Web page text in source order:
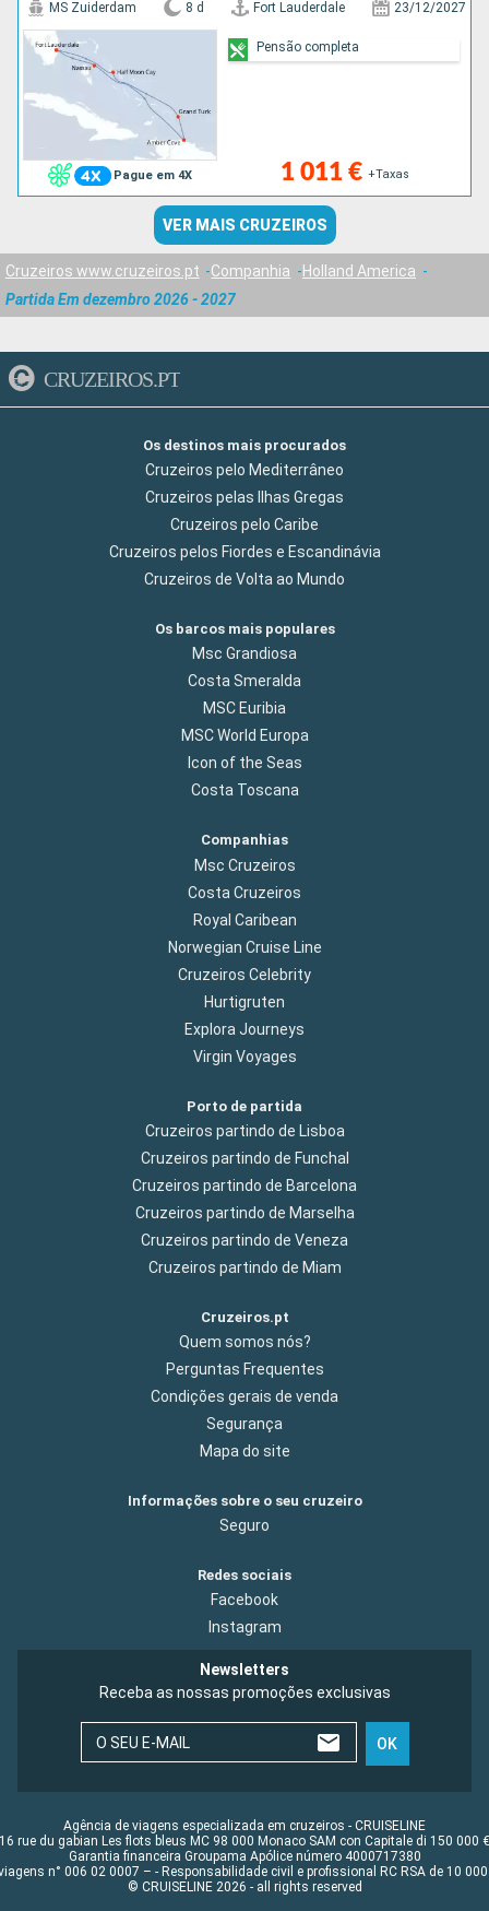
Pague em 4X
MS Zuiderdam 8 d Fort Lauderdale 23/12/2027
1 011 € +Taxas
Pensão completa
VER MAIS CRUZEIROS
Cruzeiros www.cruzeiros.pt Companhia
Holland America
Partida Em dezembro 2026 - 2027
CRUZEIROS.PT
Os destinos mais procurados
Cruzeiros pelo Mediterrâneo
Cruzeiros pelas Ilhas Gregas
Cruzeiros pelo Caribe
Cruzeiros pelos Fiordes e Escandinávia
Cruzeiros de Volta ao Mundo
Os barcos mais populares
Msc Grandiosa
Costa Smeralda
MSC Euribia
MSC World Europa
Icon of the Seas
Costa Toscana
Companhias
Msc Cruzeiros
Costa Cruzeiros
Royal Caribean
Norwegian Cruise Line
Cruzeiros Celebrity
Hurtigruten
Explora Journeys
Virgin Voyages
Porto de partida
Cruzeiros partindo de Lisboa
Cruzeiros partindo de Funchal
Cruzeiros partindo de Barcelona
Cruzeiros partindo de Marselha
Cruzeiros partindo de Veneza
Cruzeiros partindo de Miam
Cruzeiros.pt
Quem somos nós?
Perguntas Frequentes
Condições gerais de venda
Segurança
Mapa do site
Informações sobre o seu cruzeiro
Seguro
Redes sociais
Facebook
Instagram
Newsletters
Receba as nossas promoções exclusivas
O SEU E-MAIL OK
Agência de viagens especializada em cruzeiros - CRUISELINE
16 rue du gabian Les flots bleus MC 98 000 Monaco SAM con Capitale di 150 000 €
Garantia financeira Groupama Apólice número 4000717380
n° 006 02 0007 – - Responsabilidade civil e profissional RC RSA de 10 000
© CRUISELINE 2026 - all rights reserved